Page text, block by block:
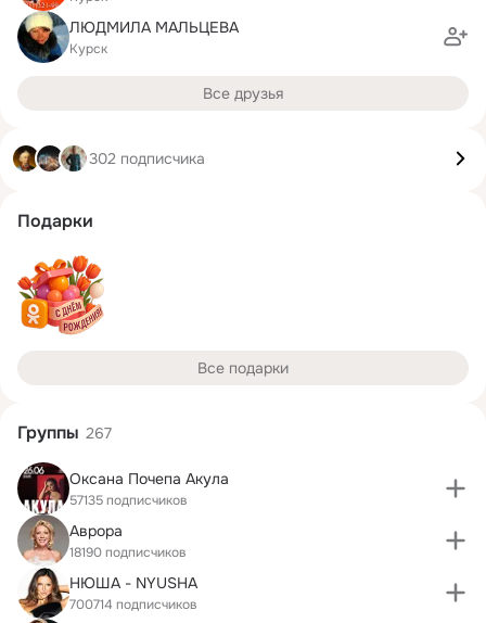
ЛЮДМИЛА МАЛЬЦЕВА
Курск
Все друзья
302 подписчика
Подарки
Все подарки
Группы 267
Оксана Почепа Акула
57135 подписчиков
Аврора
18190 подписчиков
НЮША - NYUSHA
700714 подписчиков